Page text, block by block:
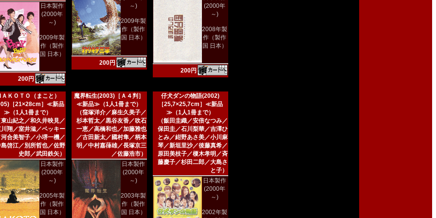
日本製作
(2000年
～)
2009年製
作（製作
国 日本）
200円
～)
2009年製
作（製作
国 日本）
200円
(2000年
～)
2008年製
作（製作
国 日本）
200円
ＡＫＯＴＯ（まこと）
［21×28cm］≪新品
≫（1人1冊まで）
山紀之／和久井映見／
翔／室井滋／ベッキー
合美智子／小堺一機／
啓江／別所哲也／佐野
史郎／武田鉄矢）
日本製作
(2000年
～)
2005年製
作（製作
国 日本）
魔界転生(2003)［Ａ４判］
≪新品≫（1人1冊まで）
（窪塚洋介／麻生久美子／
杉本哲太／黒谷友香／吹石
一恵／高橋和也／加藤雅也
／古田新太／國村隼／柄本
明／中村嘉葎雄／長塚京三
／佐藤浩市）
日本製作
(2000年
～)
2003年製
作（製作
国 日本）
仔犬ダンの物語(2002)
［25,7×25,7cm］≪新品
≫（1人1冊まで）
（飯田圭織／安倍なつみ／
保田圭／石川梨華／吉澤ひ
とみ／紺野あさ美／小川麻
琴／新垣里沙／後藤真希／
原田美枝子／榎木孝明／斉
藤慶子／杉田二郎／大島さ
と子）
日本製作
(2000年
～)
2002年製